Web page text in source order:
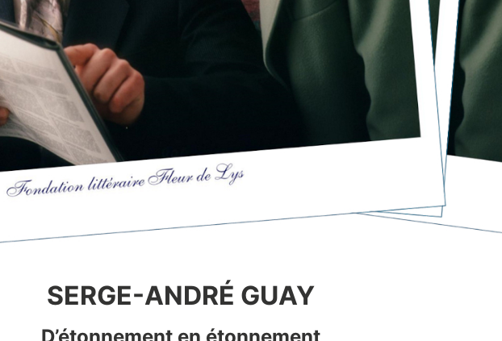
SERGE-ANDRÉ GUAY